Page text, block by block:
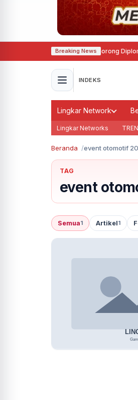
Breaking News
Prancis, Agustina Dorong Diplomasi
INDEKS
Lingkar Network
Lingkar Networks
Beranda event otomotif
TAG
event
Semua1 Artikel1